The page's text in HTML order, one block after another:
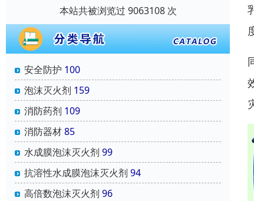
本站共被浏览过 9063108 次
安全防护 100
泡沫灭火剂 159
消防药剂 109
消防器材85
水成膜泡沫灭火剂 99
抗溶性水成膜泡沫灭火剂 94
高倍数泡沫灭火剂 96